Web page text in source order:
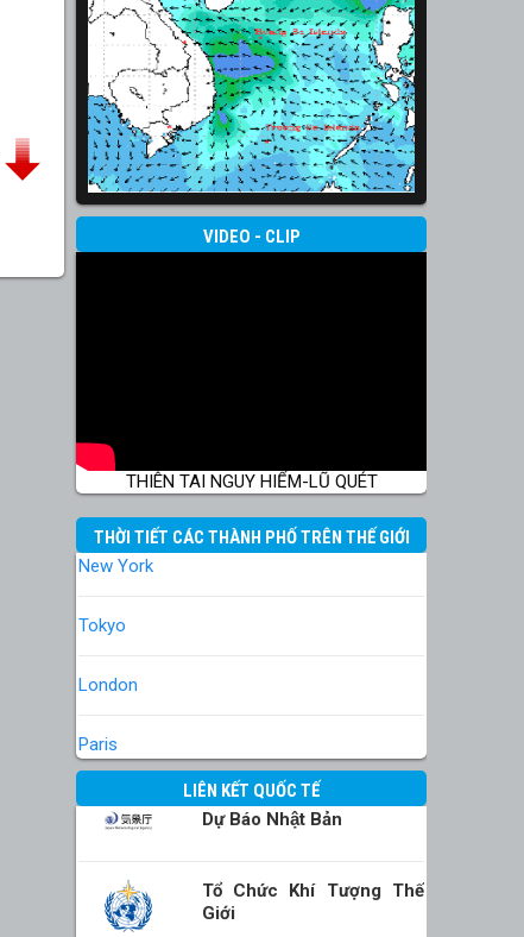
VIDEO - CLIP
THIÊN TAI NGUY HIỂM-LŨ QUÉT
THỜI TIẾT CÁC THÀNH PHỐ TRÊN THẾ GIỚI
New York
Tokyo
London
Paris
LIÊN KẾT QUỐC TẾ
Dự Báo Nhật Bản
Tổ Chức Khí Tượng Thế
Giới